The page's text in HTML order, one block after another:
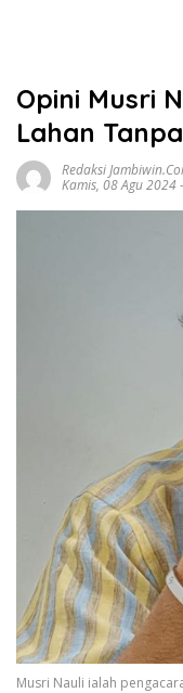
Opini Musri
Lahan
Redaksi
Kamis, 08 Agu 2024
Musri Nauli ialah